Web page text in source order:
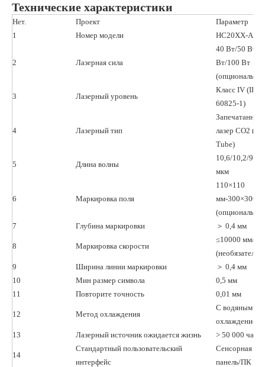
Технические характеристики
Нет. Проект
Параметр
1
Номер модели HC20XX-AC
2 Лазерная сила
40 Вт/50 Вт/
Вт/100 Вт
(опционально)
3 Лазерный уровень
Класс IV (IEC
60825-1)
4 Лазерный тип
Запечатанный
лазер CO2 (RF
Tube)
5 Длина волны
10,6/10,2/9,3
мкм
6 Маркировка поля
110×110
мм-300×300
(опционально)
7
Глубина маркировки ＞ 0,4 мм
8 Маркировка скорости
≤10000 мм/с
9
Ширина линии маркировки
＞ 0,4 мм
10
Мин размер символа
0,5 мм
11
Повторите точность 0,01 мм
12 Метод охлаждения
С водяным
охлаждением
13
Лазерный источник ожидается жизнь > 50 000 часов
14
Стандартный пользовательский
интерфейс
Сенсорная
панель/ПК